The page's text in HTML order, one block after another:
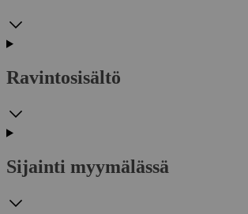
Ravintosisältö
Sijainti myymälässä